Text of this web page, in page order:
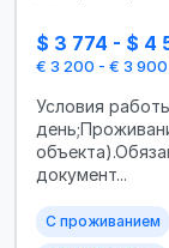
$ 3 774 - $ 4
€ 3 200 - € 3
Условия
документ...
С проживанием